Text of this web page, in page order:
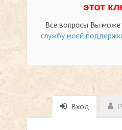
этот
Все вопросы Вы
службу моей
Вход